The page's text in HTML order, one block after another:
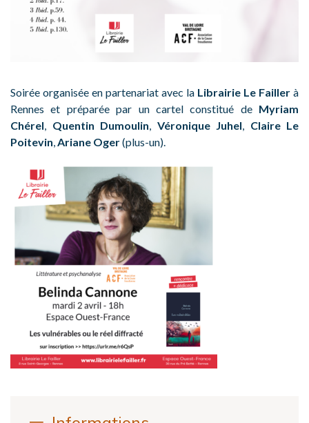
Soirée organisée en partenariat avec la Librairie Le Failler à
Rennes et préparée par un cartel constitué de Myriam
Chérel
Quentin Dumoulin Véronique Juhel
Claire Le
Poitevin Ariane Oger(plus-un).